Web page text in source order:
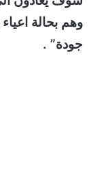
وهم بحالة
جودة” .